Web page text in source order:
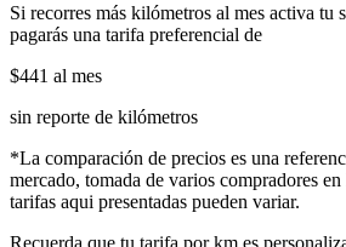
Si recorres más kilómetros al mes activa tu
pagarás una tarifa preferencial de
$441 al mes
sin reporte de kilómetros
*La comparación de precios es una
mercado, tomada de varios compradores
tarifas aqui presentadas pueden variar.
Recuerda que tu tarifa por km es